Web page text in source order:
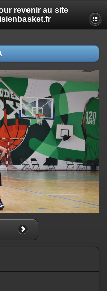
revenir au site